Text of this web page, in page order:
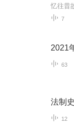
7
2021
63
法制
12